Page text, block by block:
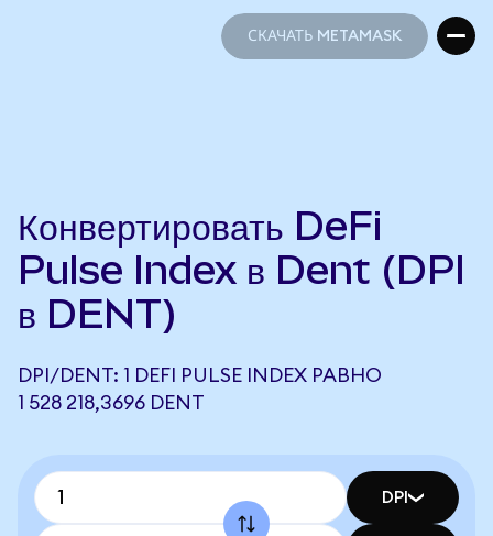
СКАЧАТЬ METAMASK
Конвертировать DeFi
Pulse Index в Dent (DPI
в DENT)
DPI/DENT: 1 DEFI PULSE INDEX РАВНО
1 528 218,3696 DENT
DPI